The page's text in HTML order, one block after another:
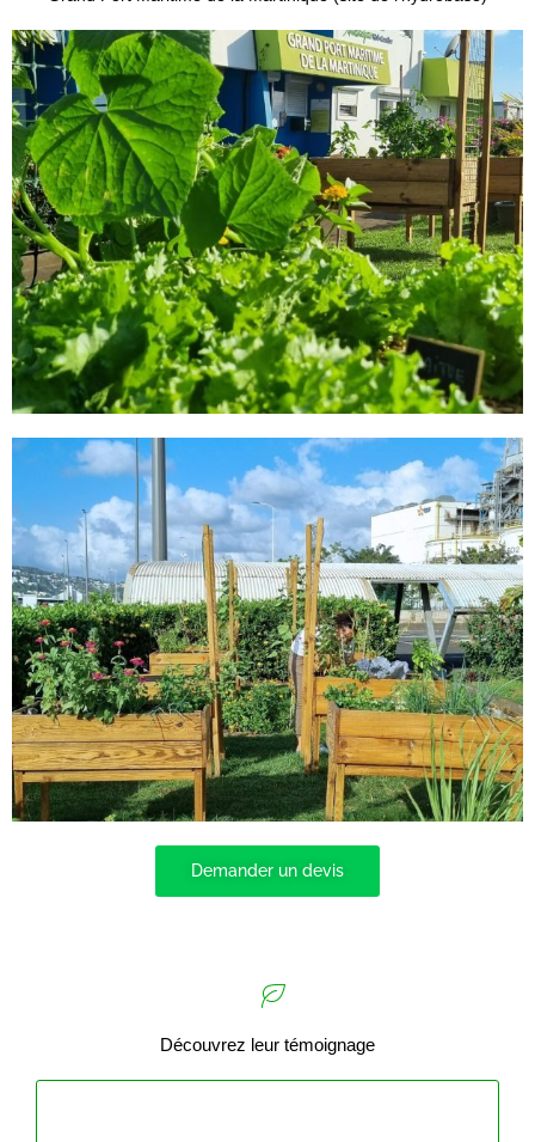
Demander un devis
Découvrez leur témoignage